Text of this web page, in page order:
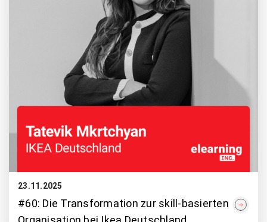
23.11.2025
#60: Die Transformation zur skill-basierten